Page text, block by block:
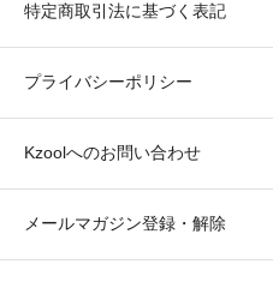
特定商取引法に基づく表記
プライバシーポリシー
Kzoolへのお問い合わせ
メールマガジン登録・解除